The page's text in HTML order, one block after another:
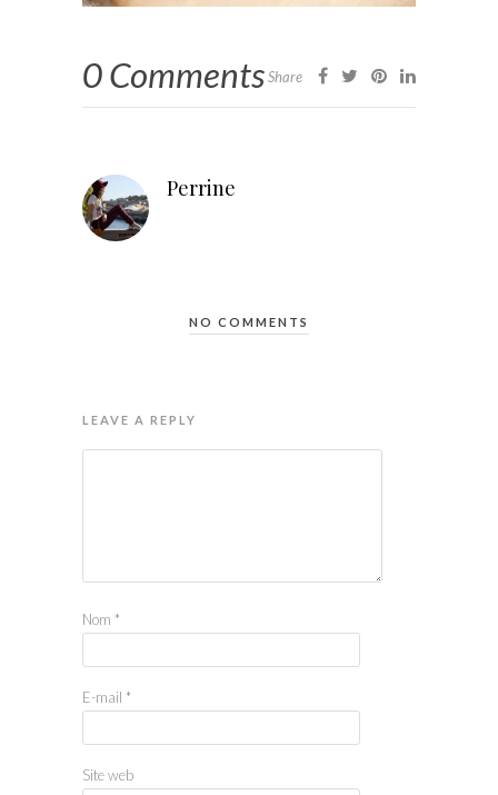
0 CommentsShare
Perrine
NO COMMENTS
LEAVE A REPLY
Nom *
E-mail *
Site web